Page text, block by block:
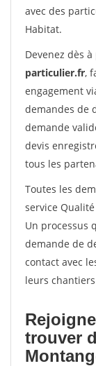
avec des
Habitat.
Devenez dès
particulier.fr,
engagement
demandes de
demande
devis
tous les
Toutes les
service
Un processus
demande de
contact avec
leurs
trouver